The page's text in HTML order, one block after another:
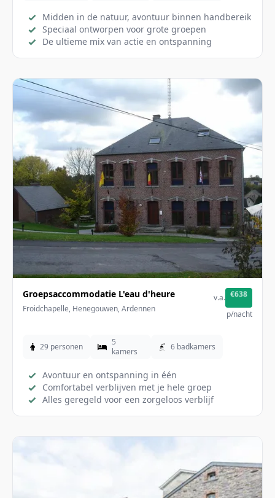
Midden in de natuur, avontuur binnen handbereik
Speciaal ontworpen voor grote groepen
De ultieme mix van actie en ontspanning
Groepsaccommodatie L'eau d'heure
Froidchapelle, Henegouwen, Ardennen
v.a. €638
p/nacht
29 personen
5
kamers
6 badkamers
Avontuur en ontspanning in één
Comfortabel verblijven met je hele groep
Alles geregeld voor een zorgeloos verblijf